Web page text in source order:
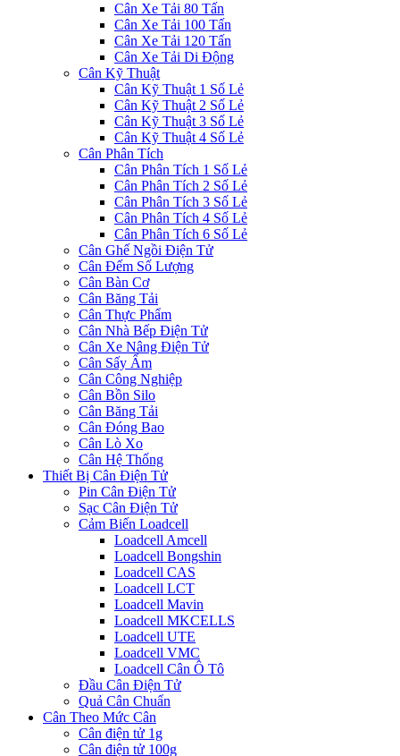
Cân Xe Tải 80 Tấn
Cân Xe Tải 100 Tấn
Cân Xe Tải 120 Tấn
Cân Xe Tải Di Động
Cân Kỹ Thuật
Cân Kỹ Thuật 1 Số Lẻ
Cân Kỹ Thuật 2 Số Lẻ
Cân Kỹ Thuật 3 Số Lẻ
Cân Kỹ Thuật 4 Số Lẻ
Cân Phân Tích
Cân Phân Tích 1 Số Lẻ
Cân Phân Tích 2 Số Lẻ
Cân Phân Tích 3 Số Lẻ
Cân Phân Tích 4 Số Lẻ
Cân Phân Tích 6 Số Lẻ
Cân Ghế Ngồi Điện Tử
Cân Đếm Số Lượng
Cân Bàn Cơ
Cân Băng Tải
Cân Thực Phẩm
Cân Nhà Bếp Điện Tử
Cân Xe Nâng Điện Tử
Cân Sấy Ẩm
Cân Công Nghiệp
Cân Bồn Silo
Cân Băng Tải
Cân Đóng Bao
Cân Lò Xo
Cân Hệ Thống
Thiết Bị Cân Điện Tử
Pin Cân Điện Tử
Sạc Cân Điện Tử
Cảm Biến Loadcell
Loadcell Amcell
Loadcell Bongshin
Loadcell CAS
Loadcell LCT
Loadcell Mavin
Loadcell MKCELLS
Loadcell UTE
Loadcell VMC
Loadcell Cân Ô Tô
Đầu Cân Điện Tử
Quả Cân Chuẩn
Cân Theo Mức Cân
Cân điện tử 1g
Cân điện tử 100g